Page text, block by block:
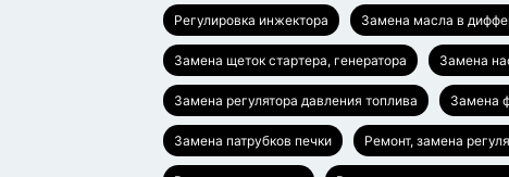
Регулировка инжектора Замена масла в
Замена щеток стартера, генератора Замена
Замена регулятора давления топлива Замена
Замена патрубков печки Ремонт, замена